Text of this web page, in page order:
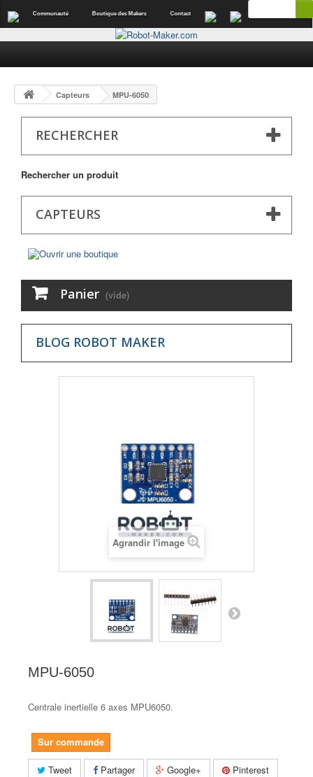
Communauté Boutique des Makers Contact
Capteurs MPU-6050
RECHERCHER
Rechercher un produit
CAPTEURS
Panier (vide)
BLOG ROBOT MAKER
Agrandir l'image
MPU-6050
Centrale inertielle 6 axes MPU6050.
Sur commande
Tweet Partager Google+ Pinterest